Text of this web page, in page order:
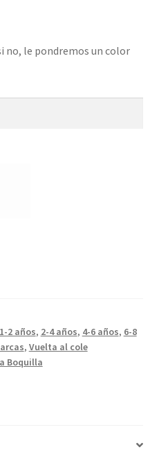
no, le pondremos un color
1-2 años, 2-4 años, 4-6 años, 6-8
, Vuelta al cole
Boquilla